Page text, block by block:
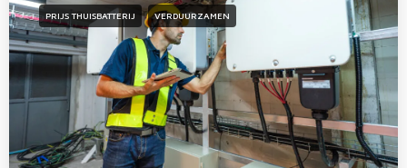
PRIJS THUISBATTERIJ VERDUURZAMEN